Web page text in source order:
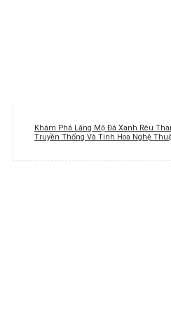
Khám Phá Lăng Mộ Đá Xanh Rêu
Truyền Thống Và Tinh Hoa Nghệ